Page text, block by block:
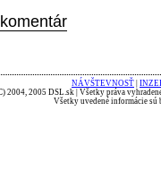
NÁVŠTEVNOSŤ
2004, 2005 DSL.sk | Všetky práva
Všetky uvedené informácie sú